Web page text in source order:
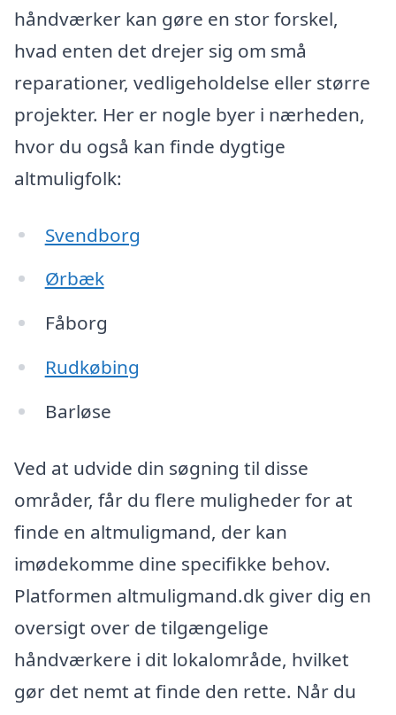
håndværker kan gøre en stor forskel,
hvad enten det drejer sig om små
reparationer, vedligeholdelse eller større
projekter. Her er nogle byer i nærheden,
hvor du også kan finde dygtige
altmuligfolk:
Svendborg
Ørbæk
Fåborg
Rudkøbing
Barløse
Ved at udvide din søgning til disse
områder, får du flere muligheder for at
finde en altmuligmand, der kan
imødekomme dine specifikke behov.
Platformen altmuligmand.dk giver dig en
oversigt over de tilgængelige
håndværkere i dit lokalområde, hvilket
gør det nemt at finde den rette. Når du